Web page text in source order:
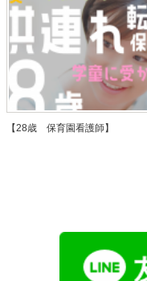
【28歳 保育園看護師】